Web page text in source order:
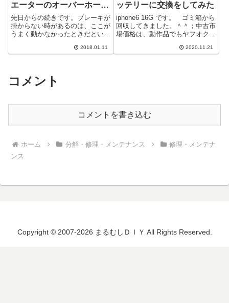
エーターのオーバーホー
ル 東芝 AW-50X7 その
３
先日からの続きです。ブレーキが
掛からない時があるのは、ここが
うまく動かなかったときだという
繋がっているワイヤーを引いてい
2018.01.11
ッテリーに交換をしてみた
iphone6 16G です。 ゴミ箱から
回収してきました。＾＾；中古市
場価格は、動作品でもヤフオクだ
ね。電池が膨れてかなり...2020.11.21
コメント
コメントを書き込む
ホーム 分解・修理・メンテナンス
修理・メンテナ
ンス
Copyright © 2007-2026 まるむしＤＩＹ All Rights Reserved.